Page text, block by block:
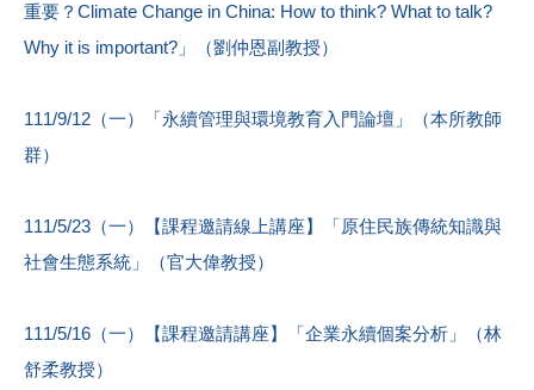
重要？Climate Change in China: How to think? What to talk?
Why it is important?」（劉仲恩副教授）
111/9/12（一）「永續管理與環境教育入門論壇」（本所教師
群）
111/5/23（一）【課程邀請線上講座】「原住民族傳統知識與
社會生態系統」（官大偉教授）
111/5/16（一）【課程邀請講座】「企業永續個案分析」（林
舒柔教授）